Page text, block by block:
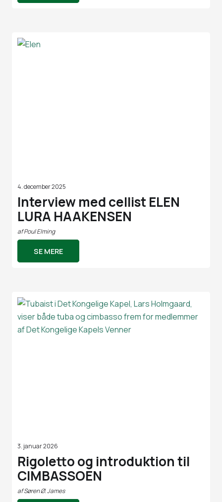
4. december 2025
Interview med cellist ELEN
LURA HAAKENSEN
afPoul Elming
SE MERE
3. januar 2026
Rigoletto og introduktion til
CIMBASSOEN
afSøren Ø. James